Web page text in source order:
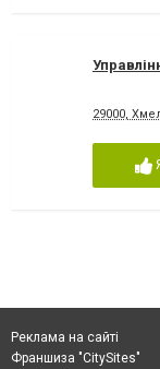
29000,
Реклама на сайті
Франшиза "CitySites"